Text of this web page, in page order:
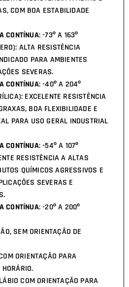
COM BOA ESTABILIDADE
CONTÍNUA: -73º A 163º
ALTA RESISTÊNCIA
PARA AMBIENTES
SEVERAS.
CONTÍNUA: -40º A 204º
EXCELENTE RESISTÊNCIA
BOA FLEXIBILIDADE E
PARA USO GERAL INDUSTRIAL
CONTÍNUA: -54º A 107º
RESISTÊNCIA A ALTAS
QUÍMICOS AGRESSIVOS E
SEVERAS E
CONTÍNUA: -20º A 200º
SEM ORIENTAÇÃO DE
ORIENTAÇÃO PARA
COM ORIENTAÇÃO PARA